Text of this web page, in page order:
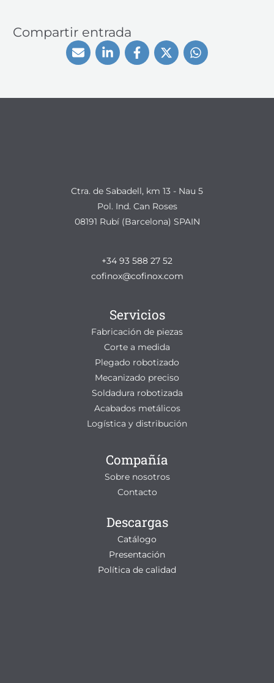
Compartir entrada
Ctra. de Sabadell, km 13 - Nau 5
Pol. Ind. Can Roses
08191 Rubí (Barcelona) SPAIN
+34 93 588 27 52
cofinox@cofinox.com
Servicios
Fabricación de piezas
Corte a medida
Plegado robotizado
Mecanizado preciso
Soldadura robotizada
Acabados metálicos
Logística y distribución
Compañía
Sobre nosotros
Contacto
Descargas
Catálogo
Presentación
Política de calidad